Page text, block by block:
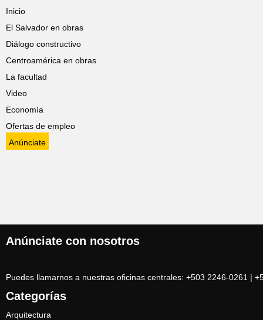
Inicio
El Salvador en obras
Diálogo constructivo
Centroamérica en obras
La facultad
Video
Economía
Ofertas de empleo
Anúnciate
Anúnciate con nosotros
Puedes llamarnos a nuestras oficinas centrales: +503 2246-0261 |
Categorías
Arquitectura